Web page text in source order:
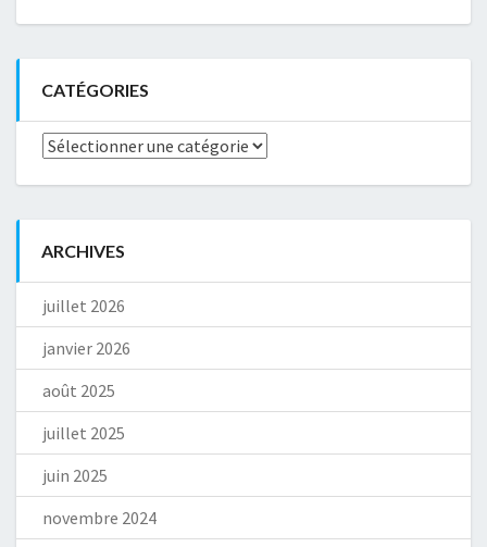
CATÉGORIES
Catégories
ARCHIVES
juillet 2026
janvier 2026
août 2025
juillet 2025
juin 2025
novembre 2024